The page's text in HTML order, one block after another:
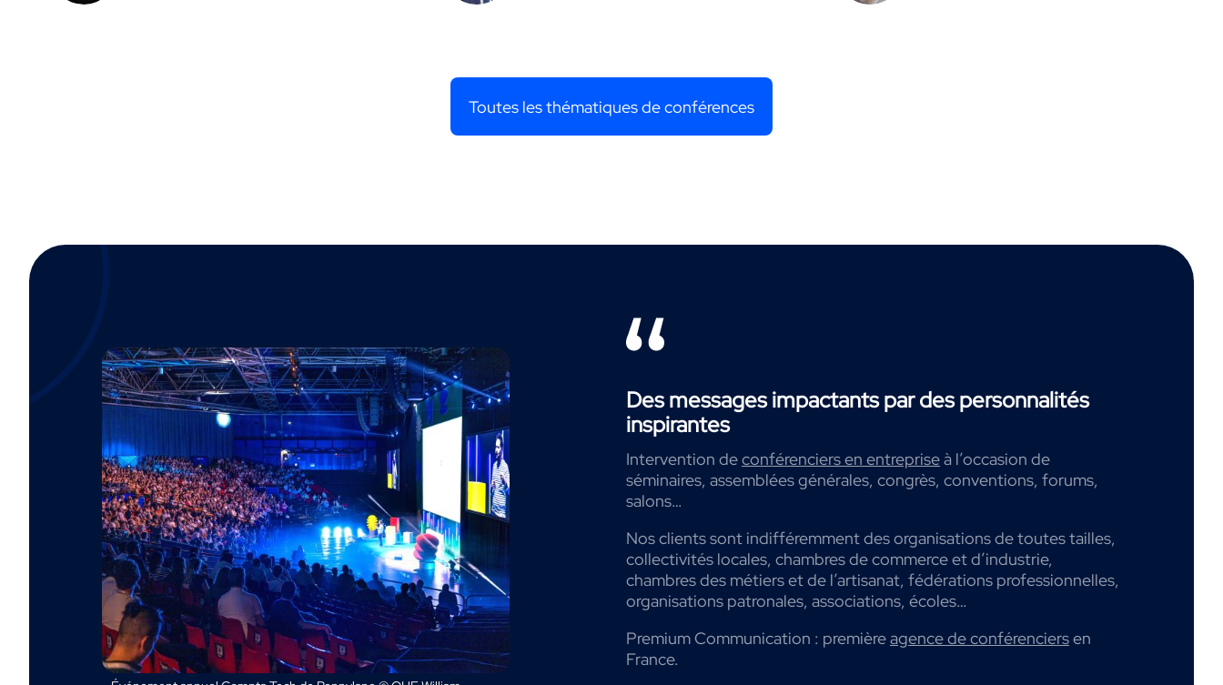
Toutes les thématiques de conférences
Des messages impactants par des personnalités
inspirantes
Intervention deconférenciers en entrepriseà l’occasion de
séminaires, assemblées générales, congrès, conventions, forums,
salons…
Nos clients sont indifféremment des organisations de toutes tailles,
collectivités locales, chambres de commerce et d’industrie,
chambres des métiers et de l’artisanat, fédérations professionnelles,
organisations patronales, associations, écoles…
Premium Communication : premièreagence de conférenciersen
France.